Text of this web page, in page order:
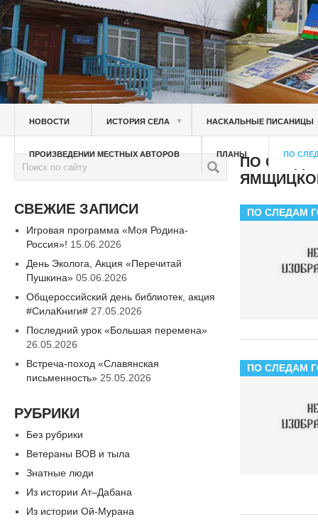
НОВОСТИ ИСТОРИЯ СЕЛА ▼ НАСКАЛЬНЫЕ ПИСАНИЦЫ
ПРОИЗВЕДЕНИИ МЕСТНЫХ АВТОРОВ ПЛАНЫ ПО
ПО
ПО СЛЕДАМ
ПО СЛЕДАМ
СВЕЖИЕ ЗАПИСИ
Игровая программа «Моя Родина-
Россия»! 15.06.2026
День Эколога, Акция «Перечитай
Пушкина» 05.06.2026
Общероссийский день библиотек, акция
#СилаКниги# 27.05.2026
Последний урок «Большая перемена»
26.05.2026
Встреча-поход «Славянская
письменность» 25.05.2026
РУБРИКИ
Без рубрики
Ветераны ВОВ и тыла
Знатные люди
Из истории Ат–Дабана
Из истории Ой-Мурана